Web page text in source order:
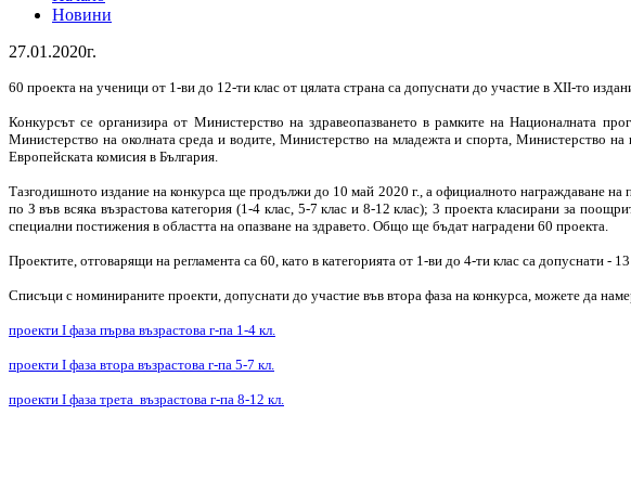
Новини
27.01.2020г.
60 проекта на ученици от 1-ви до 12-ти клас от цялата страна са допуснати до участие в XII-то
Конкурсът се организира от Министерство на здравеопазването в рамките на Националната
Министерство на околната среда и водите, Министерство на младежта и спорта, Министерство
Европейската комисия в България.
Тазгодишното издание на конкурса ще продължи до 10 май 2020 г., а официалното награждаване
по З във всяка възрастова категория (1-4 клас, 5-7 клас и 8-12 клас); 3 проекта класирани за
специални постижения в областта на опазване на здравето. Общо ще бъдат наградени 60 проекта.
Проектите, отговарящи на регламента са 60, като в категорията от 1-ви до 4-ти клас са допуснати -
Списъци с номинираните проекти, допуснати до участие във втора фаза на конкурса, можете да
проекти I фаза първа възрастова г-па 1-4 кл.
проекти I фаза втора възрастова г-па 5-7 кл.
проекти I фаза трета възрастова г-па 8-12 кл.